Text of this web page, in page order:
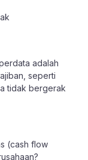
adalah
seperti
tidak bergerak
(cash flow